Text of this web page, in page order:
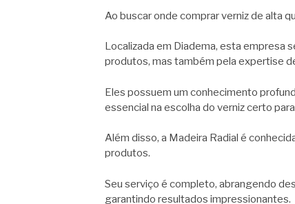
Ao buscar onde comprar verniz de alta
Localizada em Diadema, esta empresa
produtos, mas também pela expertise
Eles possuem um conhecimento
essencial na escolha do verniz certo
Além disso, a Madeira Radial é
produtos.
Seu serviço é completo, abrangendo
garantindo resultados impressionantes.